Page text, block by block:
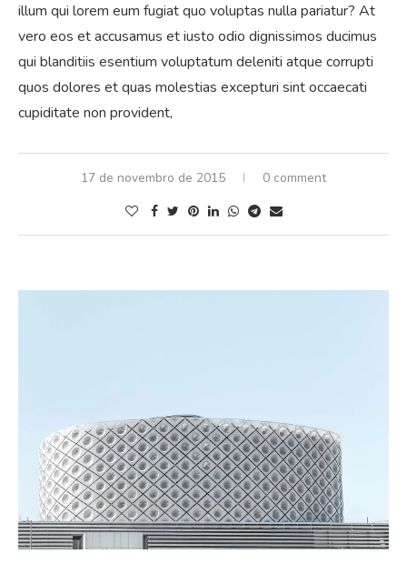
illum qui lorem eum fugiat quo voluptas nulla pariatur? At
vero eos et accusamus et iusto odio dignissimos ducimus
qui blanditiis esentium voluptatum deleniti atque corrupti
quos dolores et quas molestias excepturi sint occaecati
cupiditate non provident,
17 de novembro de 2015 0 comment